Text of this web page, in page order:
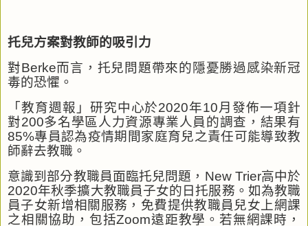
托兒方案對教師的吸引力
對Berke而言，托兒問題帶來的隱憂勝過感染新冠
毒的恐懼。
「教育週報」研究中心於2020年10月發佈一項針
對200多名學區人力資源專業人員的調查，結果有
85%專員認為疫情期間家庭育兒之責任可能導致教
師辭去教職。
意識到部分教職員面臨托兒問題， New Trier高中於
2020年秋季擴大教職員子女的日托服務。如為教職
員子女新增相關服務，免費提供教職員兒女上網課
之相關協助，包括Zoom遠距教學。若無網課時，